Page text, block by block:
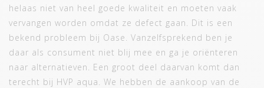
helaas niet van heel goede kwaliteit en moeten vaak
vervangen worden omdat ze defect gaan. Dit is een
bekend probleem bij Oase. Vanzelfsprekend ben je
daar als consument niet blij mee en ga je oriënteren
naar alternatieven. Een groot deel daarvan komt dan
terecht bij HVP aqua. We hebben de aankoop van de